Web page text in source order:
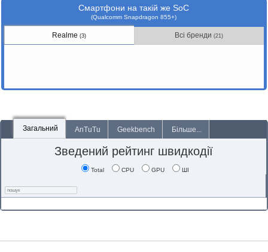
Смартфони на такій же SoC
(Qualcomm Snapdragon 855+)
Realme(3) Всі бренди(21)
Загальний AnTuTu Geekbench Більше...
Зведений рейтинг швидкодії
Total CPU GPU ШІ